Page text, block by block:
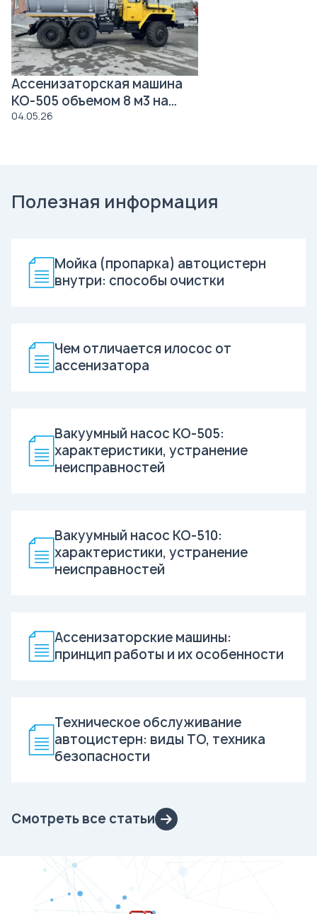
Ассенизаторская машина
КО-505 объемом 8 м3 на
давальческое шасси Урал
04.05.26
Полезная информация
Мойка (пропарка) автоцистерн
внутри: способы очистки
Чем отличается илосос от
ассенизатора
Вакуумный насос КО-505:
характеристики, устранение
неисправностей
Вакуумный насос КО-510:
характеристики, устранение
неисправностей
Ассенизаторские машины:
принцип работы и их особенности
Техническое обслуживание
автоцистерн: виды ТО, техника
безопасности
Смотреть все статьи